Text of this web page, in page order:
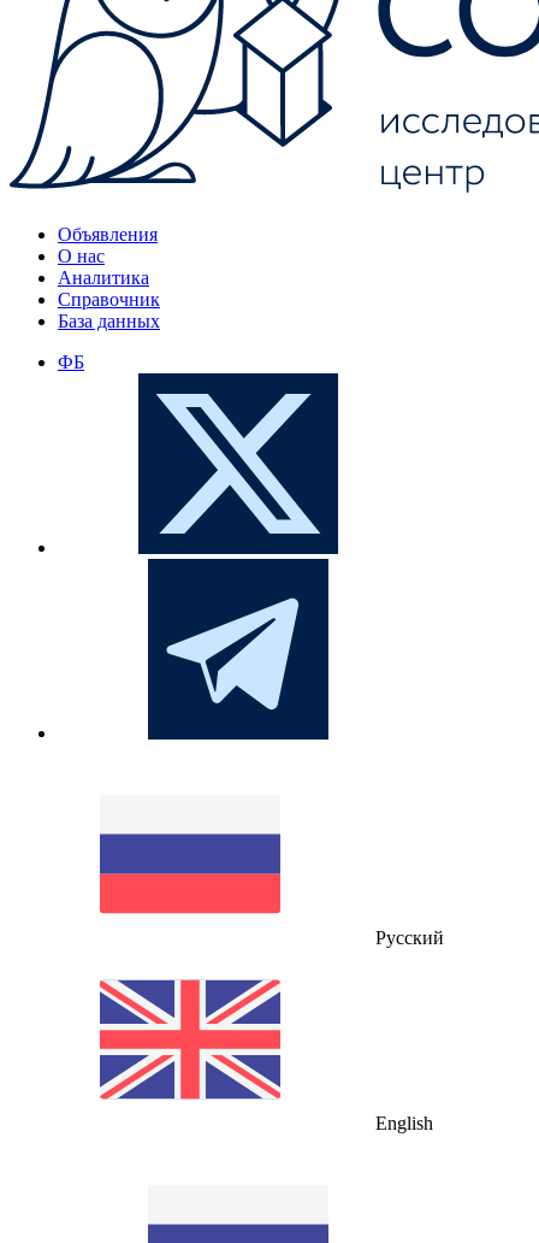
Объявления
О нас
Аналитика
Справочник
База данных
ФБ
Русский
English